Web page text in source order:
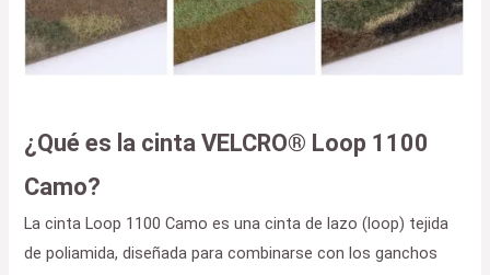
¿Qué es la cinta VELCRO® Loop 1100
Camo?
La cinta Loop 1100 Camo es una cinta de lazo (loop) tejida
de poliamida, diseñada para combinarse con los ganchos